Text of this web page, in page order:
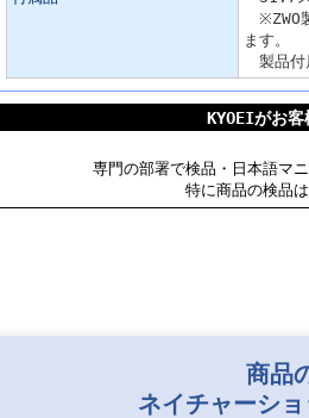
※ZWO
ます。
製品付
KYOEIがお
専門の部署で検品・日本語マ
特に商品の検品
商品
ネイチャーシ